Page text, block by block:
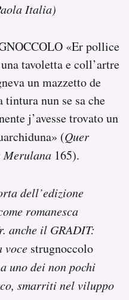
Italia)
«Er pollice
tavoletta e coll’artre
un mazzetto de
nun se sa che
j’avesse trovato un
(Quer
Merulana 165).
dell’edizione
romanesca
anche il GRADIT:
voce strugnoccolo
uno dei non pochi
smarriti nel viluppo